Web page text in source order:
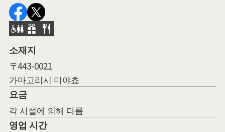
소재지
〒443-0021
가마고리시 미야쵸
요금
각 시설에 의해 다름
영업 시간